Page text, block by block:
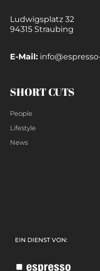
Ludwigsplatz 32
94315 Straubing
E-Mail:
SHORT CUTS
People
Lifestyle
News
EIN DIENST VON: